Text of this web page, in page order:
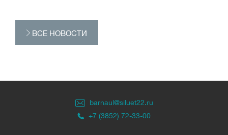
ВСЕ НОВОСТИ
barnaul@siluet22.ru
+7 (3852) 72-33-00